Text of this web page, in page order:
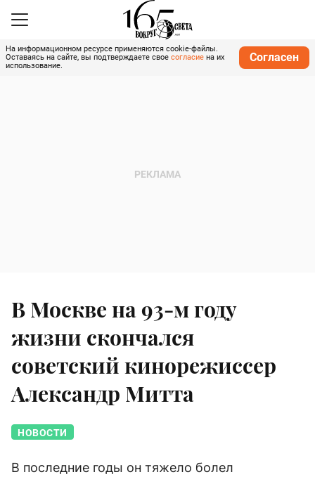
На информационном ресурсе применяются cookie-файлы.
Оставаясь на сайте, вы подтверждаете свое согласие на их
использование.
Согласен
В Москве на 93-м году
жизни скончался
советский кинорежиссер
Александр Митта
НОВОСТИ
В последние годы он тяжело болел